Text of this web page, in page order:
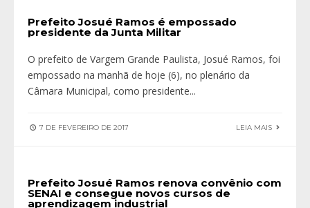
Prefeito Josué Ramos é empossado
presidente da Junta Militar
O prefeito de Vargem Grande Paulista, Josué Ramos, foi
empossado na manhã de hoje (6), no plenário da
Câmara Municipal, como presidente...
7 DE FEVEREIRO DE 2017 LEIA MAIS
Prefeito Josué Ramos renova convênio com
SENAI e consegue novos cursos de
aprendizagem industrial